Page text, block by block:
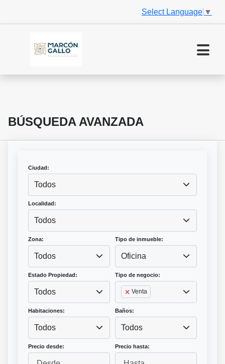
Select Language ▼
BÚSQUEDA AVANZADA
Ciudad:
Todos
Localidad:
Todos
Zona:
Todos
Tipo de inmueble:
Oficina
Estado Propiedad:
Todos
Tipo de negocio:
Venta
Habitaciones:
Todos
Baños:
Todos
Precio desde: Precio hasta: